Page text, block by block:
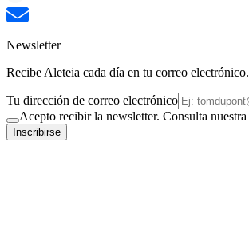
Newsletter
Recibe Aleteia cada día en tu correo electrónico.
Tu dirección de correo electrónico
Acepto recibir la newsletter. Consulta nuestra
Inscribirse